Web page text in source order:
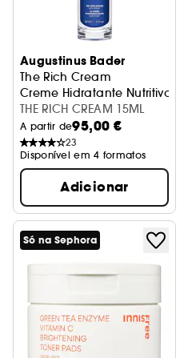
Augustinus Bader
The Rich Cream
Creme Hidratante Nutritivo
THE RICH CREAM 15ML
A partir de95,00 €
23
Disponível em 4 formatos
Adicionar
Só na Sephora